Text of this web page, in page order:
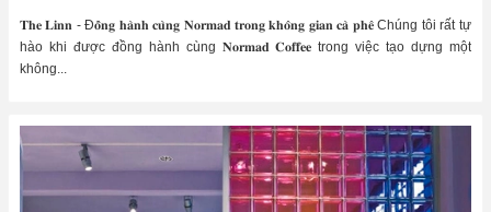
𝐓𝐡𝐞 𝐋𝐢𝐧𝐧 - Đ𝐨̂̀𝐧𝐠 𝐡𝐚̀𝐧𝐡 𝐜𝐮̀𝐧𝐠 𝐍𝐨𝐫𝐦𝐚𝐝 𝐭𝐫𝐨𝐧𝐠 𝐤𝐡𝐨̂𝐧𝐠 𝐠𝐢𝐚𝐧 𝐜𝐚̀ 𝐩𝐡𝐞̂ Chúng tôi rất tự
hào khi được đồng hành cùng 𝐍𝐨𝐫𝐦𝐚𝐝 𝐂𝐨𝐟𝐟𝐞𝐞 trong việc tạo dựng một
không...